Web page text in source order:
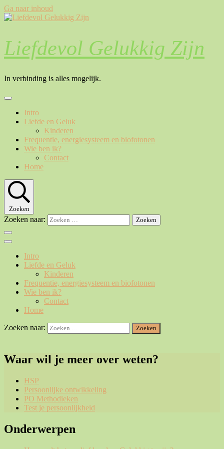
Ga naar inhoud
Liefdevol Gelukkig Zijn
In verbinding is alles mogelijk.
Intro
Liefde en Geluk
Kinderen
Frequentie, energiesysteem en biofotonen
Wie ben ik?
Contact
Home
Zoeken
Zoeken naar:
Intro
Liefde en Geluk
Kinderen
Frequentie, energiesysteem en biofotonen
Wie ben ik?
Contact
Home
Zoeken naar:
Waar wil je meer over weten?
HSP
Persoonlijke ontwikkeling
PO Methodieken
Test je persoonlijkheid
Onderwerpen